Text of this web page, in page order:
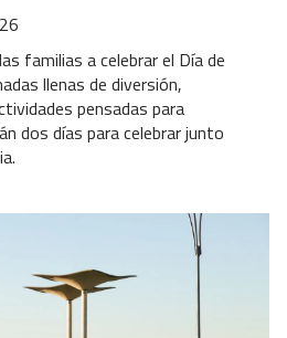
familias a celebrar el Día de
llenas de diversión,
pensadas para
dos días para celebrar junto